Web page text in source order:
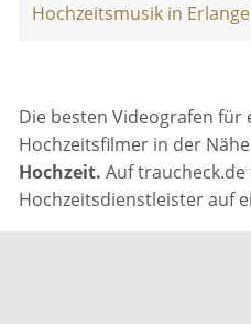
Hochzeitsmusik in
Die besten Videografen für
Hochzeitsfilmer in der
Hochzeit.Auf
Hochzeitsdienstleister auf